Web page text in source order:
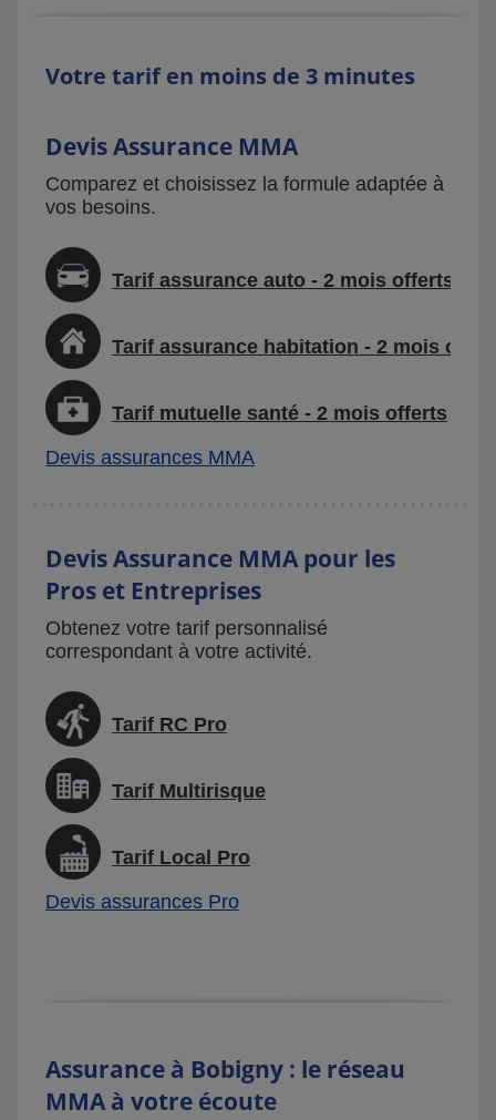
Votre tarif en moins de 3 minutes
Devis Assurance MMA
Comparez et choisissez la formule adaptée à
vos besoins.
Tarif assurance auto - 2 mois offerts
Tarif assurance habitation - 2 mois
Tarif mutuelle santé - 2 mois offerts
Devis assurances MMA
Devis Assurance MMA pour les
Pros et Entreprises
Obtenez votre tarif personnalisé
correspondant à votre activité.
Tarif RC Pro
Tarif Multirisque
Tarif Local Pro
Devis assurances Pro
Assurance à Bobigny : le réseau
MMA à votre écoute